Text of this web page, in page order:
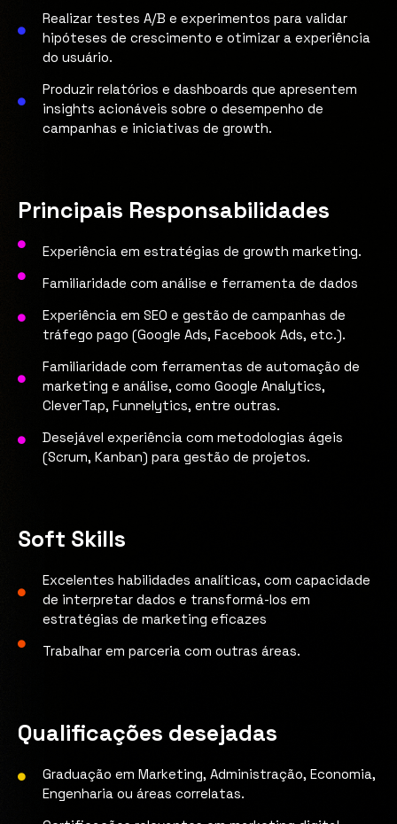
Realizar testes A/B e experimentos para validar
hipóteses de crescimento e otimizar a experiência
do usuário.
Produzir relatórios e dashboards que apresentem
insights acionáveis sobre o desempenho de
campanhas e iniciativas de growth.
Principais Responsabilidades
Experiência em estratégias de growth marketing.
Familiaridade com análise e ferramenta de dados
Experiência em SEO e gestão de campanhas de
tráfego pago (Google Ads, Facebook Ads, etc.).
Familiaridade com ferramentas de automação de
marketing e análise, como Google Analytics,
CleverTap, Funnelytics, entre outras.
Desejável experiência com metodologias ágeis
(Scrum, Kanban) para gestão de projetos.
Soft Skills
Excelentes habilidades analíticas, com capacidade
de interpretar dados e transformá-los em
estratégias de marketing eficazes
Trabalhar em parceria com outras áreas.
Qualificações desejadas
Graduação em Marketing, Administração, Economia,
Engenharia ou áreas correlatas.